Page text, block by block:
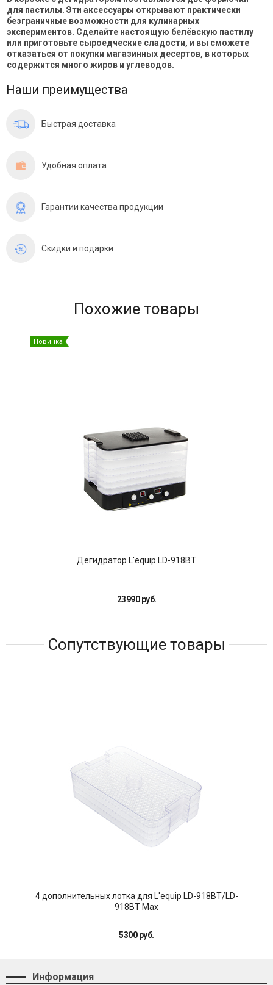
для пастилы. Эти аксессуары открывают практически
безграничные возможности для кулинарных
экспериментов. Сделайте настоящую белёвскую пастилу
или приготовьте сыроедческие сладости, и вы сможете
отказаться от покупки магазинных десертов, в которых
содержится много жиров и углеводов.
Наши преимущества
Быстрая доставка
Удобная оплата
Гарантии качества продукции
Скидки и подарки
Похожие товары
Новинка
Дегидратор L'equip LD-918BT
23990 руб.
Сопутствующие товары
4 дополнительных лотка для L'equip LD-918BT/LD-
918BT Max
5300 руб.
Информация